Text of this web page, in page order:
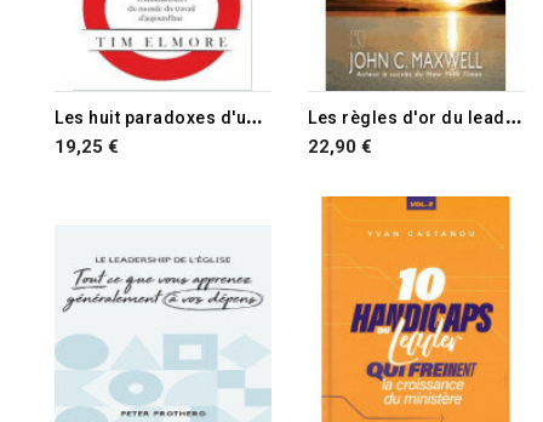
L
es huit paradoxes d'un grand leadership
19,25 €
L
es règles d'or du leadership
22,90 €